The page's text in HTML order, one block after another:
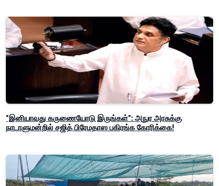
"இனியாவது கருணையோடு இருங்கள்": அநுர அரசுக்கு
நாடாளுமன்றில் சஜித் பிரேமதாஸ பகிரங்க கோரிக்கை!